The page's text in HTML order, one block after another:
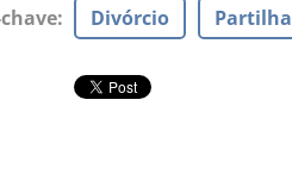
: Divórcio Partilha